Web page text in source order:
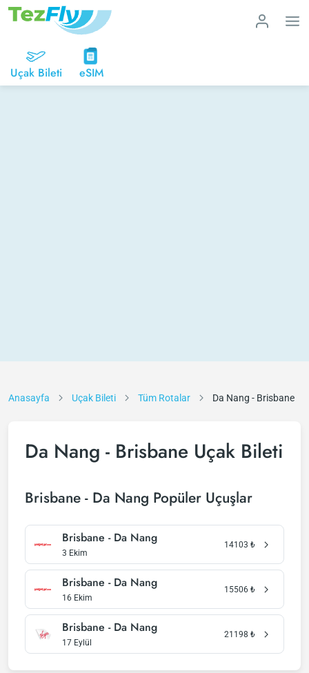
Uçak Bileti eSIM
Anasayfa Uçak Bileti Tüm Rotalar Da Nang - Brisbane
Da Nang - Brisbane Uçak Bileti
Brisbane - Da Nang Popüler Uçuşlar
Brisbane - Da Nang
3 Ekim
14103 ₺
Brisbane - Da Nang
16 Ekim
15506 ₺
Brisbane - Da Nang
17 Eylül
21198 ₺